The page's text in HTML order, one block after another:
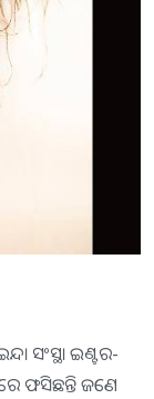
ସଂସ୍ଥା ଇଣ୍ଟର-
ଫସିଛନ୍ତି ଜଣେ